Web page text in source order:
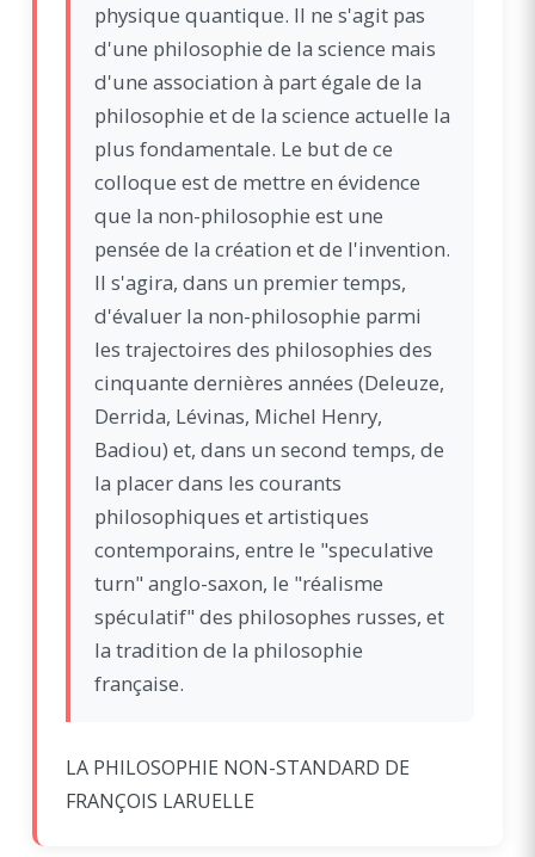
physique quantique. Il ne s'agit pas
d'une philosophie de la science mais
d'une association à part égale de la
philosophie et de la science actuelle la
plus fondamentale. Le but de ce
colloque est de mettre en évidence
que la non-philosophie est une
pensée de la création et de l'invention.
Il s'agira, dans un premier temps,
d'évaluer la non-philosophie parmi
les trajectoires des philosophies des
cinquante dernières années (Deleuze,
Derrida, Lévinas, Michel Henry,
Badiou) et, dans un second temps, de
la placer dans les courants
philosophiques et artistiques
contemporains, entre le "speculative
turn" anglo-saxon, le "réalisme
spéculatif" des philosophes russes, et
la tradition de la philosophie
française.
LA PHILOSOPHIE NON-STANDARD DE
FRANÇOIS LARUELLE